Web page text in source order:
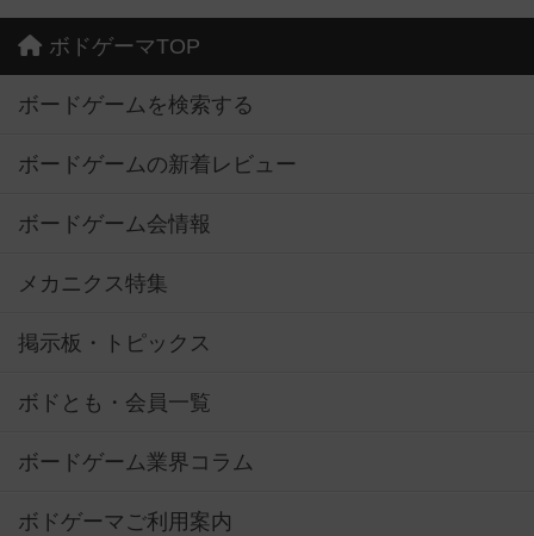
ボドゲーマTOP
ボードゲームを検索する
ボードゲームの新着レビュー
ボードゲーム会情報
メカニクス特集
掲示板・トピックス
ボドとも・会員一覧
ボードゲーム業界コラム
ボドゲーマご利用案内